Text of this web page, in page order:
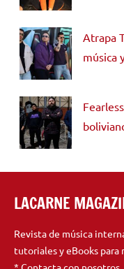
Atrapa
música
LACARNE
Revista de música
tutoriales y eBooks para